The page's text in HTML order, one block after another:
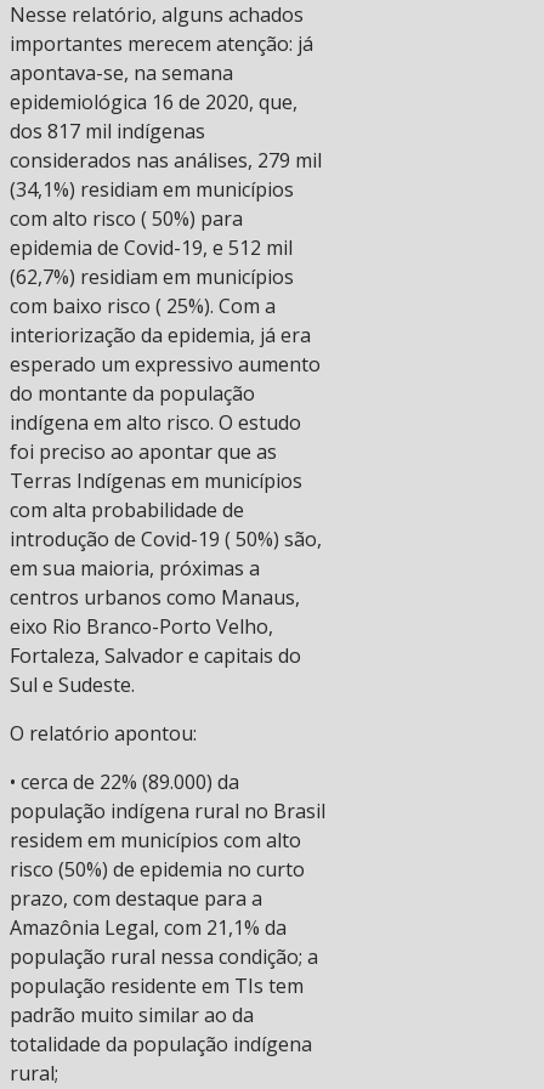
Nesse relatório, alguns achados
importantes merecem atenção: já
apontava-se, na semana
epidemiológica 16 de 2020, que,
dos 817 mil indígenas
considerados nas análises, 279 mil
(34,1%) residiam em municípios
com alto risco ( 50%) para
epidemia de Covid-19, e 512 mil
(62,7%) residiam em municípios
com baixo risco ( 25%). Com a
interiorização da epidemia, já era
esperado um expressivo aumento
do montante da população
indígena em alto risco. O estudo
foi preciso ao apontar que as
Terras Indígenas em municípios
com alta probabilidade de
introdução de Covid-19 ( 50%) são,
em sua maioria, próximas a
centros urbanos como Manaus,
eixo Rio Branco-Porto Velho,
Fortaleza, Salvador e capitais do
Sul e Sudeste.
O relatório apontou:
• cerca de 22% (89.000) da
população indígena rural no Brasil
residem em municípios com alto
risco (50%) de epidemia no curto
prazo, com destaque para a
Amazônia Legal, com 21,1% da
população rural nessa condição; a
população residente em TIs tem
padrão muito similar ao da
totalidade da população indígena
rural;